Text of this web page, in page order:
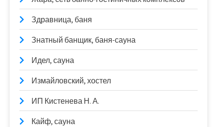
Здравница, баня
Знатный банщик, баня-сауна
Идел, сауна
Измайловский, хостел
ИП Кистенева Н. А.
Кайф, сауна